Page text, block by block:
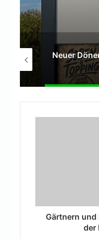
Neuer Döner Truck „DönerBreak“ eröffnet auf dem Kaufland-Parkplatz in Moers
Gärtnern
der